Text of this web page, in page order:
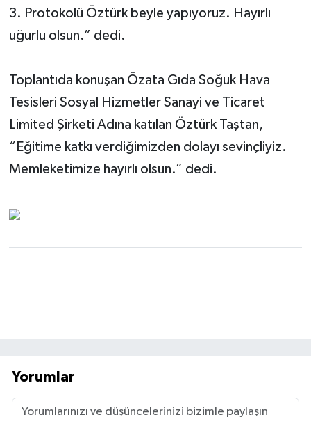
3. Protokolü Öztürk beyle yapıyoruz. Hayırlı
uğurlu olsun.” dedi.
Toplantıda konuşan Özata Gıda Soğuk Hava
Tesisleri Sosyal Hizmetler Sanayi ve Ticaret
Limited Şirketi Adına katılan Öztürk Taştan,
“Eğitime katkı verdiğimizden dolayı sevinçliyiz.
Memleketimize hayırlı olsun.” dedi.
Yorumlar